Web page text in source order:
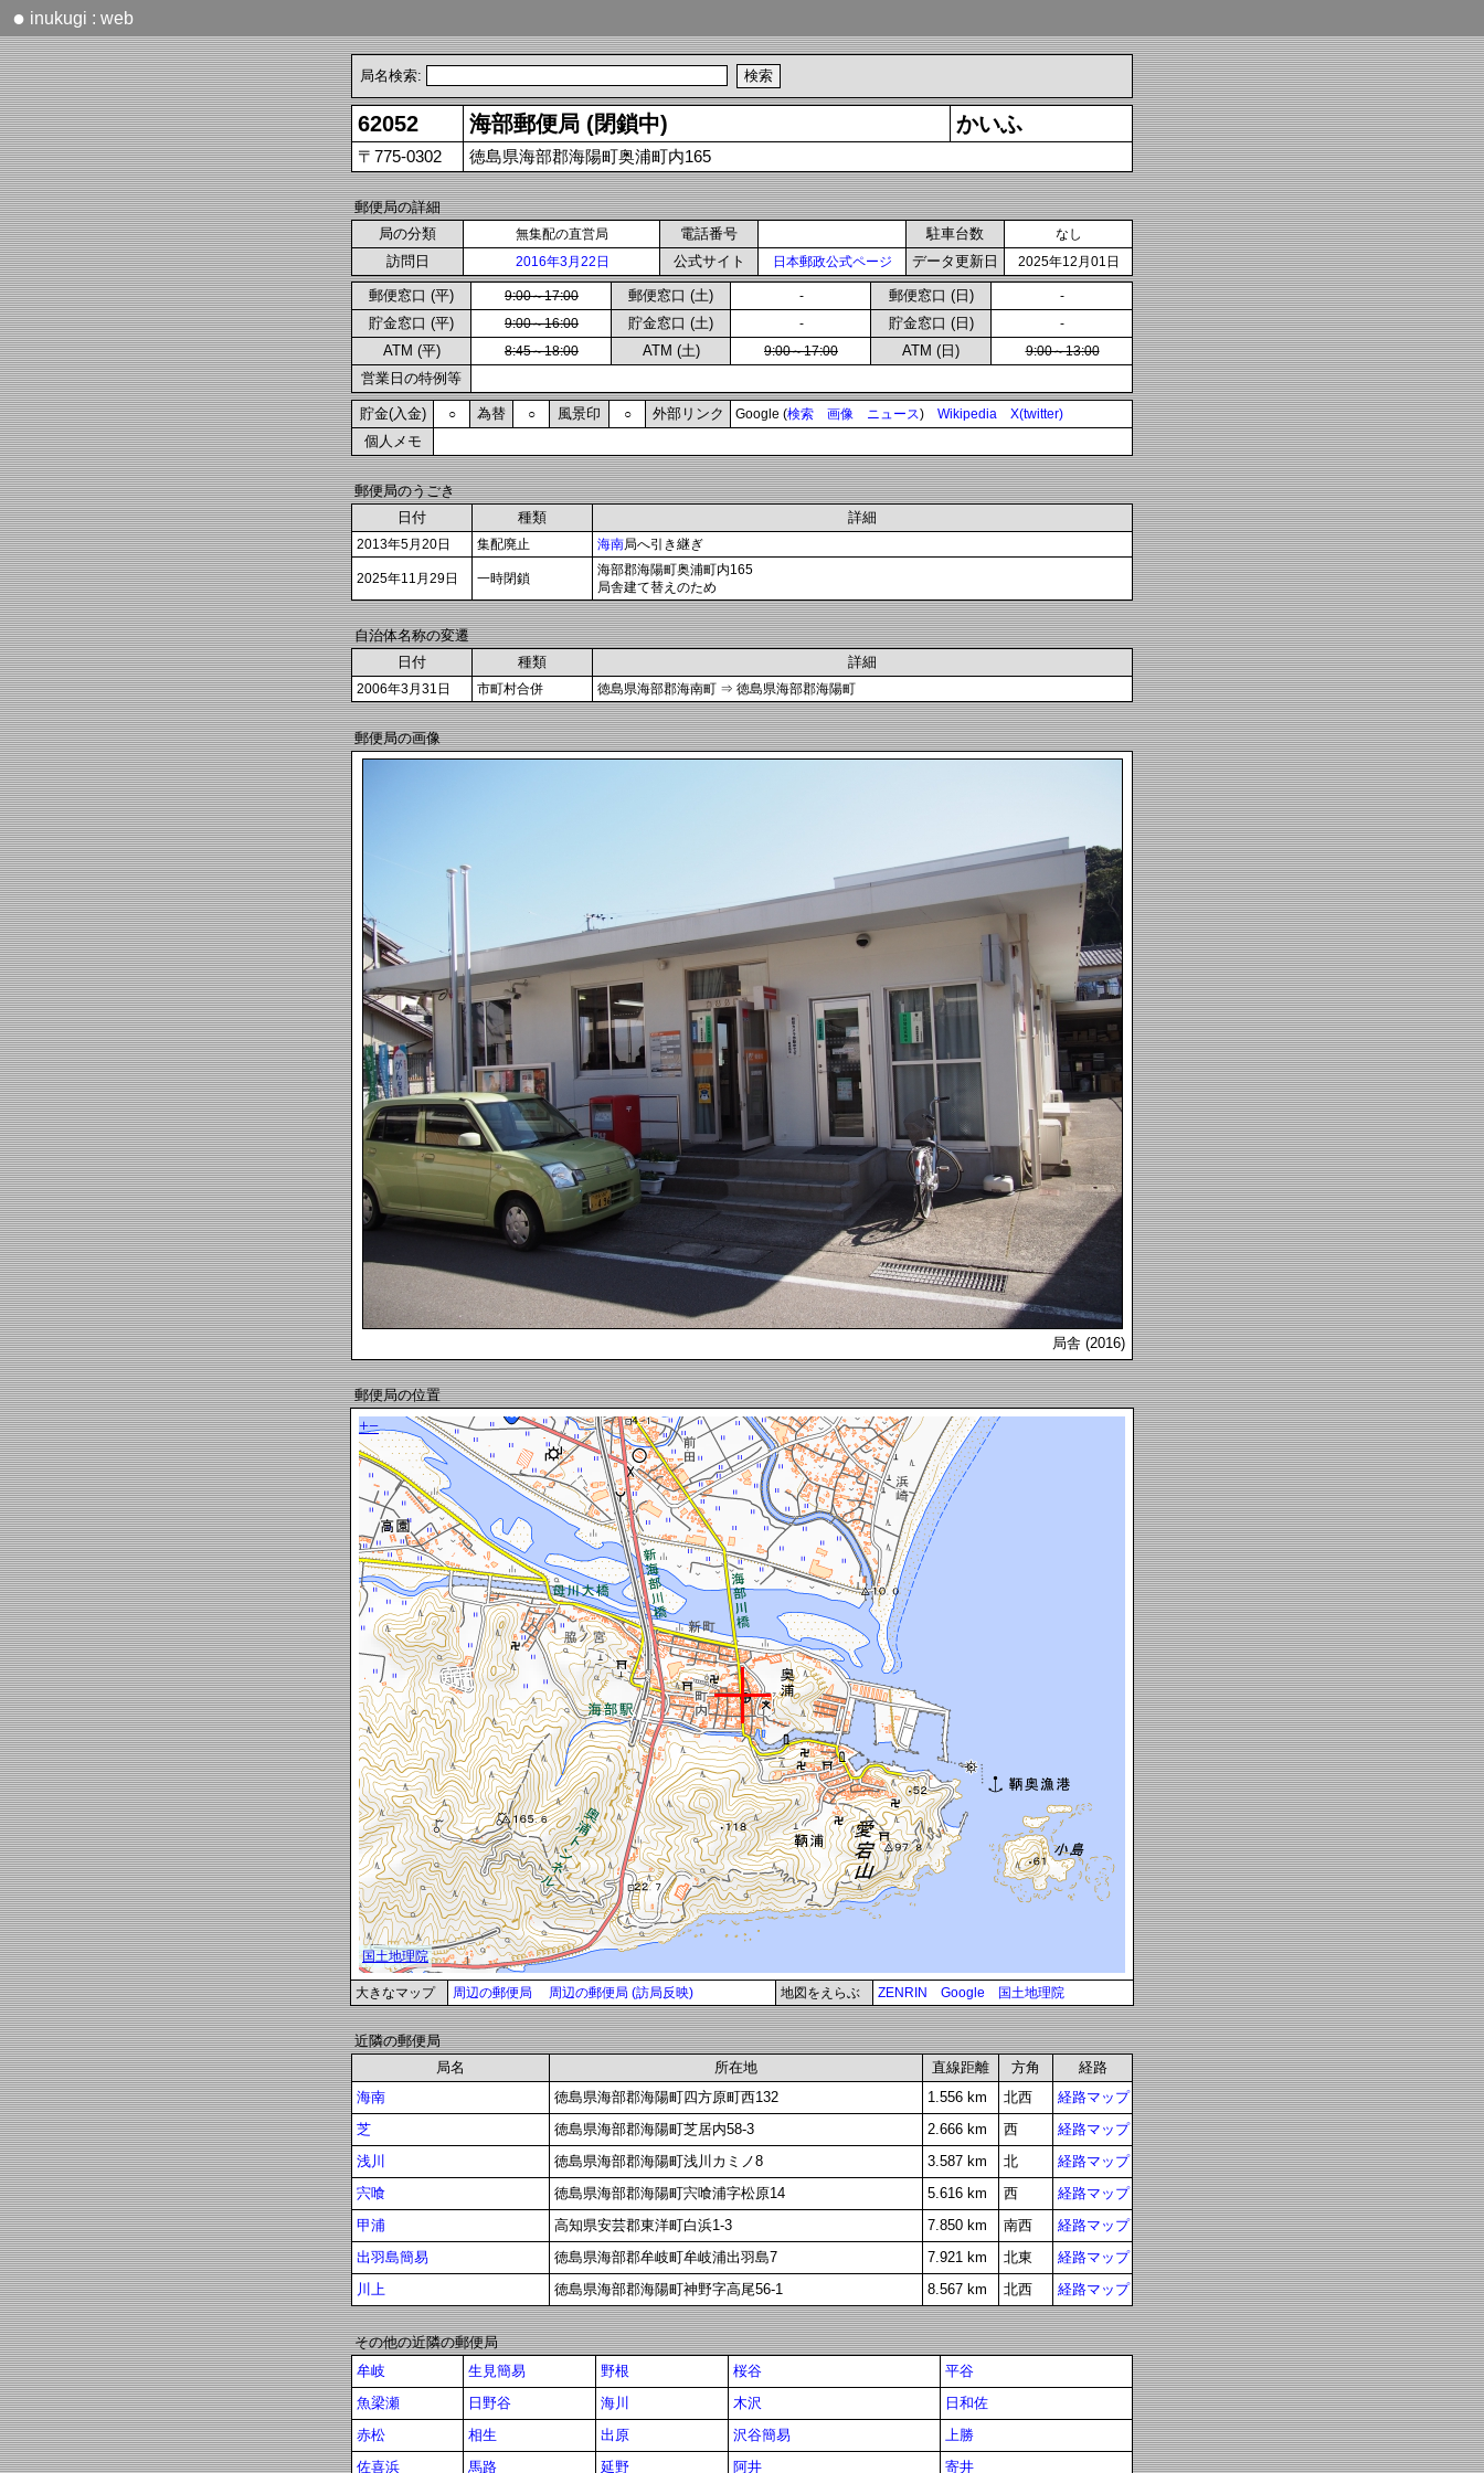
● inukugi : web
局名検索:
62052 海部郵便局 (閉鎖中) かいふ
〒775-0302 徳島県海部郡海陽町奥浦町内165
郵便局の詳細
局の分類
無集配の直営局 電話番号 駐車台数 なし
訪問日 2016年3月22日 公式サイト 日本郵政公式ページ データ更新日 2025年12月01日
郵便窓口 (平) 9:00～17:00 郵便窓口 (土) - 郵便窓口 (日) -
貯金窓口 (平) 9:00～16:00 貯金窓口 (土) - 貯金窓口 (日) -
ATM (平) 8:45～18:00 ATM (土) 9:00～17:00 ATM (日) 9:00～13:00
営業日の特例等
貯金(入金) ○ 為替 ○ 風景印 ○ 外部リンク Google (検索 画像 ニュース) Wikipedia X(twitter)
個人メモ
郵便局のうごき
日付
種類 詳細
2013年5月20日 集配廃止 海南局へ引き継ぎ
2025年11月29日 一時閉鎖
海部郡海陽町奥浦町内165
局舎建て替えのため
自治体名称の変遷
日付
種類 詳細
2006年3月31日 市町村合併 徳島県海部郡海南町 ⇒ 徳島県海部郡海陽町
郵便局の画像
局舎 (2016)
郵便局の位置
大きなマップ 周辺の郵便局 周辺の郵便局 (訪局反映) 地図をえらぶ ZENRIN Google 国土地理院
近隣の郵便局
局名
所在地 直線距離 方角
経路
海南
徳島県海部郡海陽町四方原町西132 1.556 km 北西
経路マップ
芝
徳島県海部郡海陽町芝居内58-3 2.666 km 西
経路マップ
浅川
徳島県海部郡海陽町浅川カミノ8 3.587 km 北
経路マップ
宍喰
徳島県海部郡海陽町宍喰浦字松原14 5.616 km 西
経路マップ
甲浦
高知県安芸郡東洋町白浜1-3 7.850 km 南西
経路マップ
出羽島簡易
徳島県海部郡牟岐町牟岐浦出羽島7 7.921 km 北東
経路マップ
川上
徳島県海部郡海陽町神野字高尾56-1 8.567 km 北西 経路マップ
その他の近隣の郵便局
牟岐
生見簡易 野根 桜谷
平谷
魚梁瀬
日野谷 海川 木沢
日和佐
赤松
相生 出原 沢谷簡易
上勝
佐喜浜
馬路 延野 阿井 寄井